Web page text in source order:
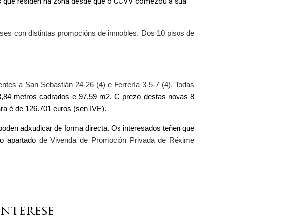
con distintas promocións de inmobles. Dos 10 pisos de
a San Sebastián 24-26 (4) e Ferrería 3-5-7 (4). Todas
metros cadrados e 97,59 m2.O prezo destas novas 8
é de 126.701 euros (sen IVE).
adxudicar de forma directa. Os interesados teñen que
apartado de Vivenda de Promoción Privada de Réxime